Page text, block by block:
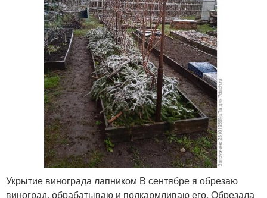
Укрытие винограда лапником В сентябре я обрезаю
виноград, обрабатываю и подкармливаю его. Обрезала